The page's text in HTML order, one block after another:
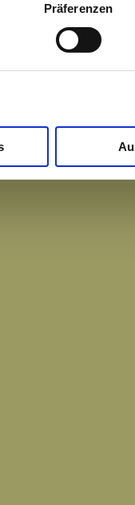
diese
Präferenzen